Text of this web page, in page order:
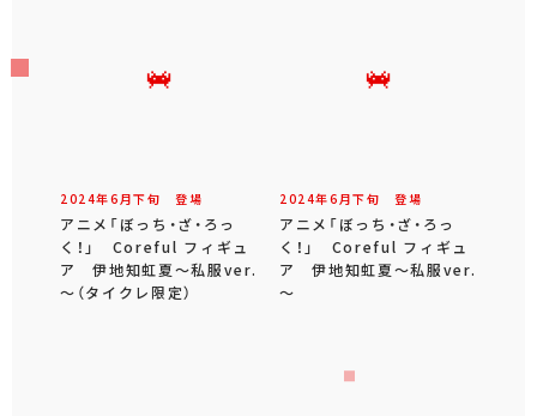
2024年6 月下旬 登場
アニメ「ぼっち・ざ・ろっ
く！」 Coreful フィギュ
ア 伊地知虹夏～私服ver.
～（タイクレ限定）
2024年6 月下旬 登場
アニメ「ぼっち・ざ・ろっ
く！」 Coreful フィギュ
ア 伊地知虹夏～私服ver.
～